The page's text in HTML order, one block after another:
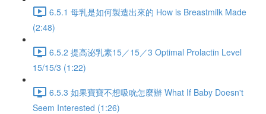
6.5.1 母乳是如何製造出來的 How is Breastmilk Made
(2:48)
6.5.2 提高泌乳素15／15／3 Optimal Prolactin Level
15/15/3 (1:22)
6.5.3 如果寶寶不想吸吮怎麼辦 What If Baby Doesn't
Seem Interested (1:26)